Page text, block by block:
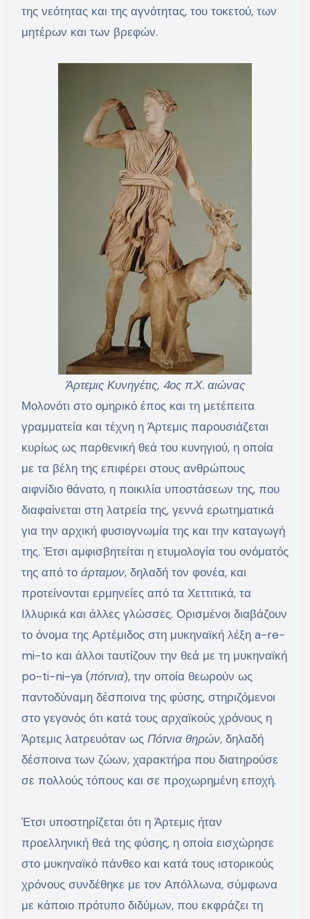
της νεότητας και της αγνότητας, του τοκετού, των
μητέρων και των βρεφών.
Άρτεμις Κυνηγέτις, 4ος π.Χ. αιώνας
Μολονότι στο ομηρικό έπος και τη μετέπειτα
γραμματεία και τέχνη η Άρτεμις παρουσιάζεται
κυρίως ως παρθενική θεά του κυνηγιού, η οποία
με τα βέλη της επιφέρει στους ανθρώπους
αιφνίδιο θάνατο, η ποικιλία υποστάσεων της, που
διαφαίνεται στη λατρεία της, γεννά ερωτηματικά
για την αρχική φυσιογνωμία της και την καταγωγή
της. Έτσι αμφισβητείται η ετυμολογία του ονόματός
της από το άρταμον, δηλαδή τον φονέα, και
προτείνονται ερμηνείες από τα Χεττιτικά, τα
Ιλλυρικά και άλλες γλώσσες. Ορισμένοι διαβάζουν
το όνομα της Αρτέμιδος στη μυκηναϊκή λέξη a-re-
mi-to και άλλοι ταυτίζουν την θεά με τη μυκηναϊκή
po-ti-ni-ya (πότνια), την οποία θεωρούν ως
παντοδύναμη δέσποινα της φύσης, στηριζόμενοι
στο γεγονός ότι κατά τους αρχαϊκούς χρόνους η
Άρτεμις λατρευόταν ως Πότνια θηρών, δηλαδή
δέσποινα των ζώων, χαρακτήρα που διατηρούσε
σε πολλούς τόπους και σε προχωρημένη εποχή.
Έτσι υποστηρίζεται ότι η Άρτεμις ήταν
προελληνική θεά της φύσης, η οποία εισχώρησε
στο μυκηναϊκό πάνθεο και κατά τους ιστορικούς
χρόνους συνδέθηκε με τον Απόλλωνα, σύμφωνα
με κάποιο πρότυπο διδύμων, που εκφράζει τη